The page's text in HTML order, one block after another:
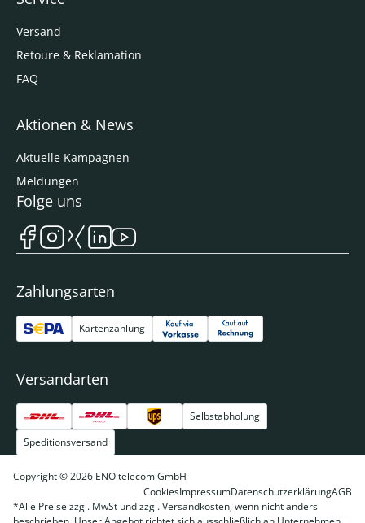
Versand
Retoure & Reklamation
FAQ
Aktionen & News
Aktuelle Kampagnen
Meldungen
Zahlungsarten
Kartenzahlung
Versandarten
Selbstabholung
Speditionsversand
Folge uns
Copyright © 2026 ENO telecom GmbH
CookiesImpressumDatenschutzerklärungAGB
*Alle Preise zzgl. MwSt und zzgl. Versandkosten, wenn nicht anders